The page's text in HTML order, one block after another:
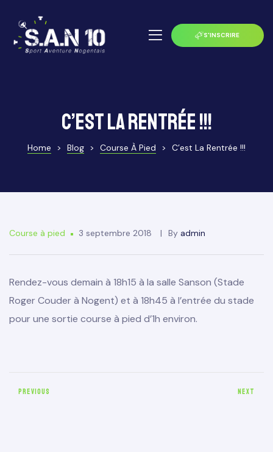
S'INSCRIRE
C’est la rentrée !!!
Home > Blog > Course À Pied > C’est La Rentrée !!!
Course à pied 3 septembre 2018 By admin
Rendez-vous demain à 18h15 à la salle Sanson (Stade
Roger Couder à Nogent) et à 18h45 à l’entrée du stade
pour une sortie course à pied d’1h environ.
PREVIOUS NEXT